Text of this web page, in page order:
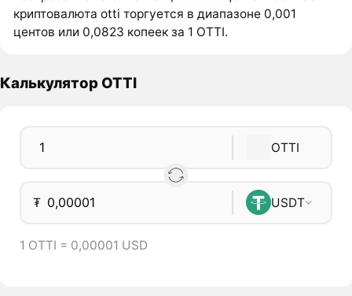
криптовалюта otti торгуется в диапазоне 0,001
центов или 0,0823 копеек за 1 OTTI.
Калькулятор OTTI
OTTI
₮ USDT
1 OTTI = 0,00001 USD